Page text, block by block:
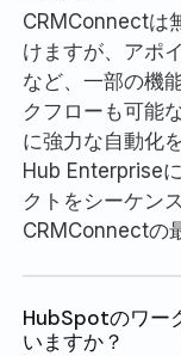
CRMConnectは
けますが、アポ
など、一部の機
クフローも可能
に強力な自動化
Hub Enterprise
クトをシーケン
CRMConnectの
HubSpotのワー
いますか？